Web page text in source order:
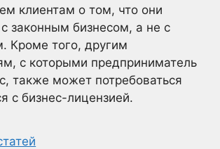
клиентам о том, что они
законным бизнесом, а не с
Кроме того, другим
с которыми предприниматель
также может потребоваться
с бизнес-лицензией.